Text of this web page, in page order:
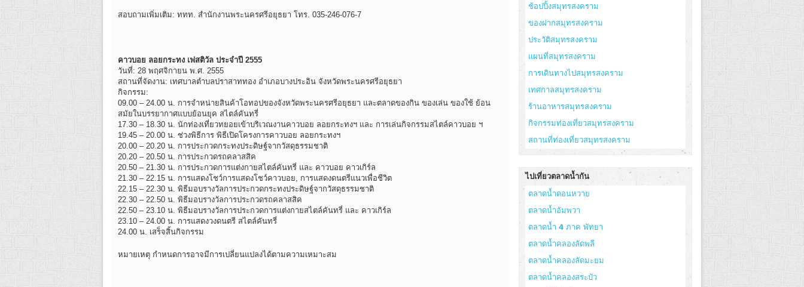
สอบถามเพิ่มเติม: ททท. สำนักงานพระนครศรีอยุธยา โทร. 035-246-076-7
คาวบอย ลอยกระทง เฟสติวัล ประจำปี 2555
วันที่: 28 พฤศจิกายน พ.ศ. 2555
สถานที่จัดงาน: เทศบาลตำบลปราสาททอง อำเภอบางประอิน จังหวัดพระนครศรีอยุธยา
กิจกรรม:
09.00 – 24.00 น. การจำหน่ายสินค้าโอทอปของจังหวัดพระนครศรีอยุธยา และตลาดของกิน ของเล่น ของใช้ ย้อน
สมัยในบรรยากาศแบบย้อนยุค สไตล์คันทรี่
17.30 – 18.30 น. นักท่องเที่ยวทยอยเข้าบริเวณงานคาวบอย ลอยกระทงฯ และ การเล่นกิจกรรมสไตล์คาวบอย ฯ
19.45 – 20.00 น. ช่วงพิธีการ พิธีเปิดโครงการคาวบอย ลอยกระทงฯ
20.00 – 20.20 น. การประกวดกระทงประดิษฐ์จากวัสดุธรรมชาติ
20.20 – 20.50 น. การประกวดรถคลาสสิค
20.50 – 21.30 น. การประกวดการแต่งกายสไตล์คันทรี่ และ คาวบอย คาวเกิร์ล
21.30 – 22.15 น. การแสดงโชว์การแสดงโชว์คาวบอย, การแสดงดนตรีแนวเพื่อชีวิต
22.15 – 22.30 น. พิธีมอบรางวัลการประกวดกระทงประดิษฐ์จากวัสดุธรรมชาติ
22.30 – 22.50 น. พิธีมอบรางวัลการประกวดรถคลาสสิค
22.50 – 23.10 น. พิธีมอบรางวัลการประกวดการแต่งกายสไตล์คันทรี่ และ คาวเกิร์ล
23.10 – 24.00 น. การแสดงวงดนตรี สไตล์คันทรี่
24.00 น. เสร็จสิ้นกิจกรรม
หมายเหตุ กำหนดการอาจมีการเปลี่ยนแปลงได้ตามความเหมาะสม
ช้อปปิ้งสมุทรสงคราม
ของฝากสมุทรสงคราม
ประวัติสมุทรสงคราม
แผนที่สมุทรสงคราม
การเดินทางไปสมุทรสงคราม
เทศกาลสมุทรสงคราม
ร้านอาหารสมุทรสงคราม
กิจกรรมท่องเที่ยวสมุทรสงคราม
สถานที่ท่องเที่ยวสมุทรสงคราม
ไปเที่ยวตลาดน้ำกัน
ตลาดน้ำดอนหวาย
ตลาดน้ำอัมพวา
ตลาดน้ำ 4 ภาค พัทยา
ตลาดน้ำคลองลัดพลี
ตลาดน้ำคลองลัดมะยม
ตลาดน้ำคลองสระบัว